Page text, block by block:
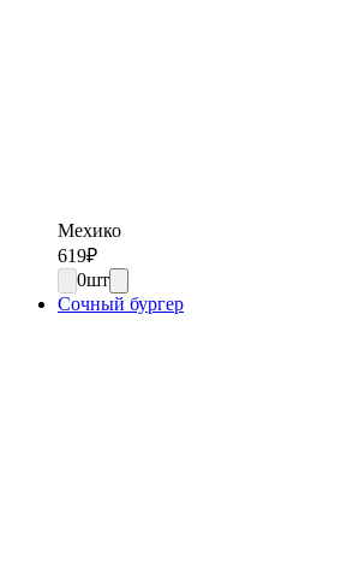
Мехико
619₽
0шт
Сочный бургер